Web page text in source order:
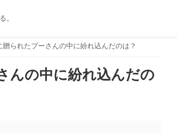
。
贈られたプーさんの中に紛れ込んだのは？
んの中に紛れ込んだの